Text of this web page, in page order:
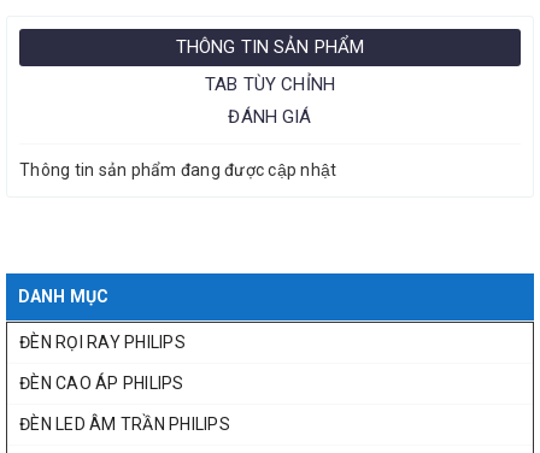
THÔNG TIN SẢN PHẨM
TAB TÙY CHỈNH
ĐÁNH GIÁ
Thông tin sản phẩm đang được cập nhật
DANH MỤC
ĐÈN RỌI RAY PHILIPS
ĐÈN CAO ÁP PHILIPS
ĐÈN LED ÂM TRẦN PHILIPS